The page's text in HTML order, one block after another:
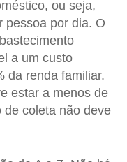
ou seja,
pessoa por dia. O
a um custo
da renda familiar.
estar a menos de
de coleta não deve